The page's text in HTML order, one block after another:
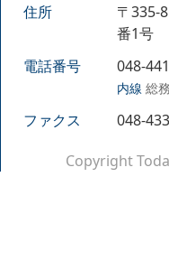
住所
〒335-
番1号
電話番号
048-
内線 総
ファクス 048-
Copyright